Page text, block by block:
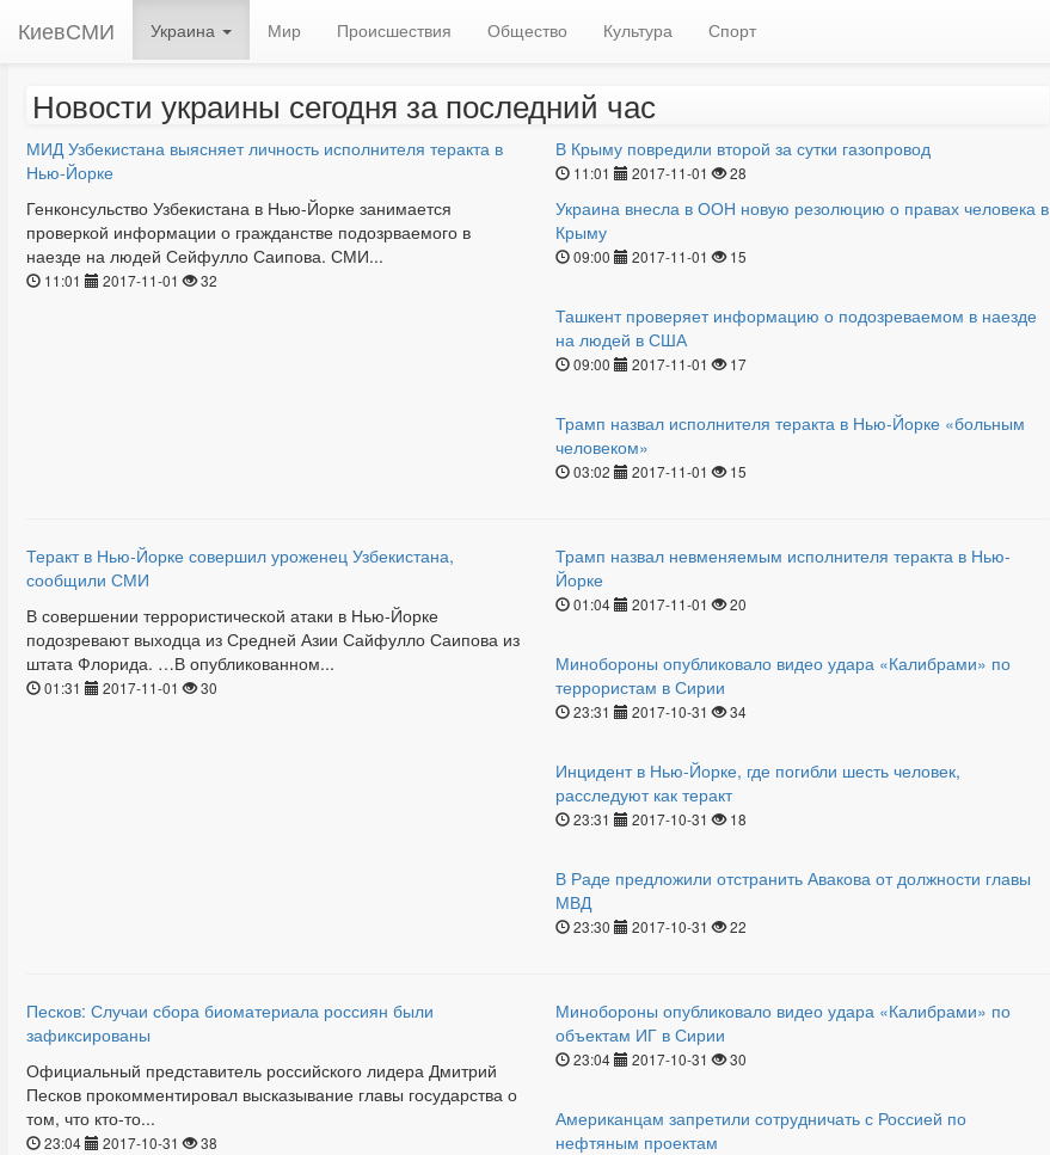
КиевСМИ Украина Мир Происшествия Общество Культура Спорт
Новости украины сегодня за последний час
МИД Узбекистана выясняет личность исполнителя теракта в
Нью-Йорке
Генконсульство Узбекистана в Нью-Йорке занимается
проверкой информации о гражданстве подозрваемого в
наезде на людей Сейфулло Саипова. СМИ...
11:01 2017-11-01 32
В Крыму повредили второй за сутки газопровод
11:01 2017-11-01 28
Украина внесла в ООН новую резолюцию о правах человека в
Крыму
09:00 2017-11-01 15
Ташкент проверяет информацию о подозреваемом в наезде
на людей в США
09:00 2017-11-01 17
Трамп назвал исполнителя теракта в Нью-Йорке «больным
человеком»
03:02 2017-11-01 15
Теракт в Нью-Йорке совершил уроженец Узбекистана,
сообщили СМИ
В совершении террористической атаки в Нью-Йорке
подозревают выходца из Средней Азии Сайфулло Саипова из
штата Флорида. …В опубликованном...
01:31 2017-11-01 30
Трамп назвал невменяемым исполнителя теракта в Нью-
Йорке
01:04 2017-11-01 20
Минобороны опубликовало видео удара «Калибрами» по
террористам в Сирии
23:31 2017-10-31 34
Инцидент в Нью-Йорке, где погибли шесть человек,
расследуют как теракт
23:31 2017-10-31 18
В Раде предложили отстранить Авакова от должности главы
МВД
23:30 2017-10-31 22
Песков: Случаи сбора биоматериала россиян были
зафиксированы
Официальный представитель российского лидера Дмитрий
Песков прокомментировал высказывание главы государства о
том, что кто-то...
23:04 2017-10-31 38
Минобороны опубликовало видео удара «Калибрами» по
объектам ИГ в Сирии
23:04 2017-10-31 30
Американцам запретили сотрудничать с Россией по
нефтяным проектам